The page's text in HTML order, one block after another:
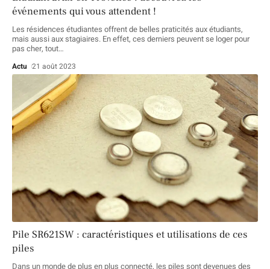
événements qui vous attendent !
Les résidences étudiantes offrent de belles praticités aux étudiants,
mais aussi aux stagiaires. En effet, ces derniers peuvent se loger pour
pas cher, tout…
Actu 21 août 2023
Pile SR621SW : caractéristiques et utilisations de ces
piles
Dans un monde de plus en plus connecté, les piles sont devenues des